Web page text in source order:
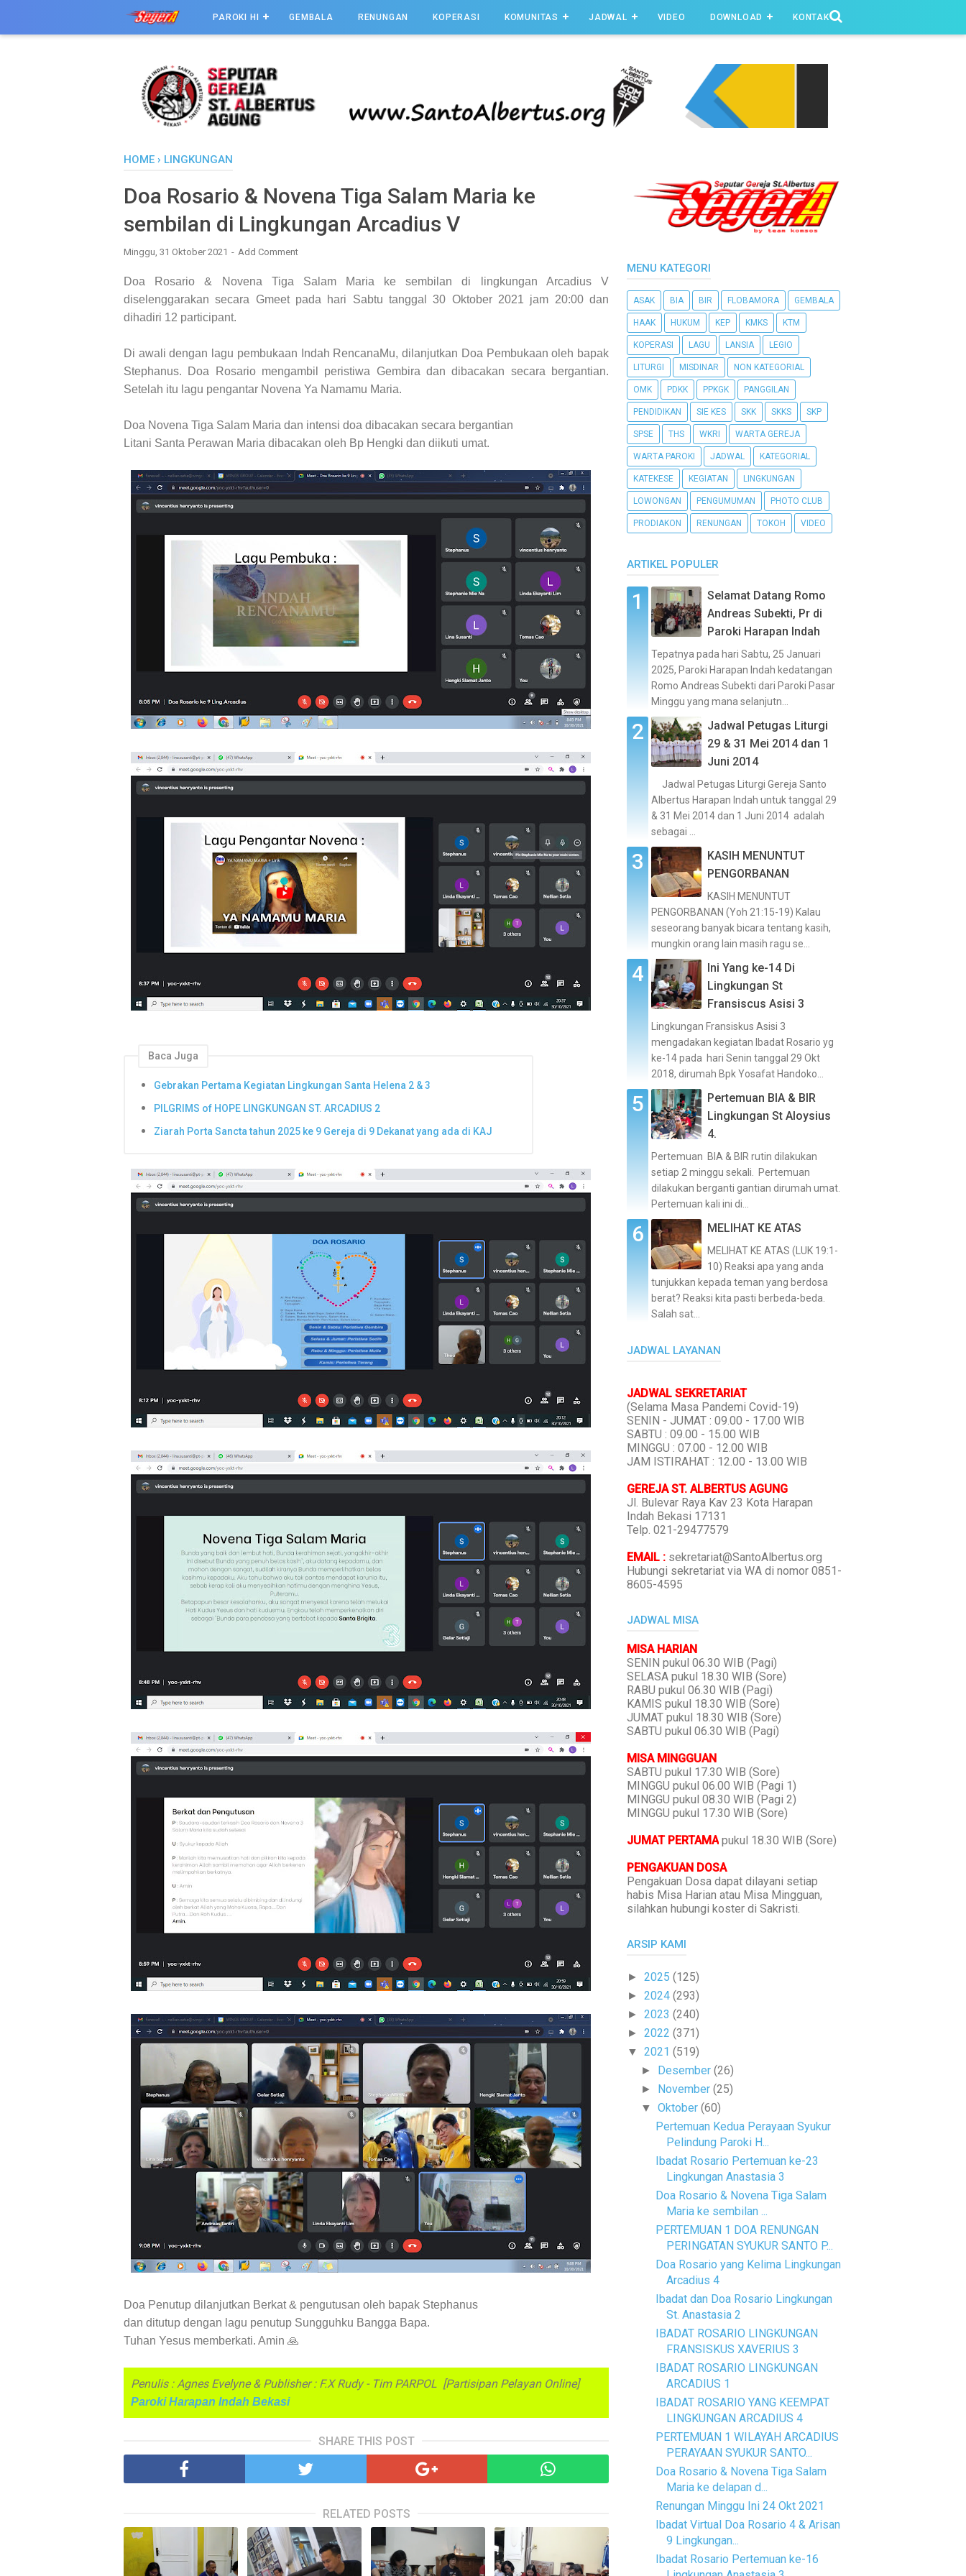
PAROKI HI GEMBALA RENUNGAN KOPERASI KOMUNITAS JADWAL VIDEO DOWNLOAD KONTAK
HOME › LINGKUNGAN
Doa Rosario & Novena Tiga Salam Maria ke
sembilan di Lingkungan Arcadius V
Minggu, 31 Oktober 2021 Add Comment
Doa Rosario & Novena Tiga Salam Maria ke sembilan di lingkungan Arcadius V
diselenggarakan secara Gmeet pada hari Sabtu tanggal 30 Oktober 2021 jam 20:00 dan
dihadiri 12 participant.
Di awali dengan lagu pembukaan Indah RencanaMu, dilanjutkan Doa Pembukaan oleh bapak
Stephanus. Doa Rosario mengambil peristiwa Gembira dan dibacakan secara bergantian.
Setelah itu lagu pengantar Novena Ya Namamu Maria.
Doa Novena Tiga Salam Maria dan intensi doa dibacakan secara bergantian
Litani Santa Perawan Maria dibacakan oleh Bp Hengki dan diikuti umat.
Baca Juga
Gebrakan Pertama Kegiatan Lingkungan Santa Helena 2 & 3
PILGRIMS of HOPE LINGKUNGAN ST. ARCADIUS 2
Ziarah Porta Sancta tahun 2025 ke 9 Gereja di 9 Dekanat yang ada di KAJ
Doa Penutup dilanjutkan Berkat & pengutusan oleh bapak Stephanus
dan ditutup dengan lagu penutup Sungguhku Bangga Bapa.
Tuhan Yesus memberkati. Amin 🙏
Penulis : Agnes Evelyne & Publisher : F.X Rudy - Tim PARPOL [Partisipan Pelayan Online]
Paroki Harapan Indah Bekasi
SHARE THIS POST
RELATED POSTS
MENU KATEGORI
ASAK BIA BIR FLOBAMORA GEMBALA
HAAK HUKUM KEP KMKS KTM
KOPERASI LAGU LANSIA LEGIO
LITURGI MISDINAR NON KATEGORIAL
OMK PDKK PPKGK PANGGILAN
PENDIDIKAN SIE KES SKK SKKS SKP
SPSE THS WKRI WARTA GEREJA
WARTA PAROKI JADWAL KATEGORIAL
KATEKESE KEGIATAN LINGKUNGAN
LOWONGAN PENGUMUMAN PHOTO CLUB
PRODIAKON RENUNGAN TOKOH VIDEO
ARTIKEL POPULER
Selamat Datang Romo
Andreas Subekti, Pr di
Paroki Harapan Indah
Tepatnya pada hari Sabtu, 25 Januari
2025, Paroki Harapan Indah kedatangan
Romo Andreas Subekti dari Paroki Pasar
Minggu yang mana selanjutn...
Jadwal Petugas Liturgi
29 & 31 Mei 2014 dan 1
Juni 2014
Jadwal Petugas Liturgi Gereja Santo
Albertus Harapan Indah untuk tanggal 29
& 31 Mei 2014 dan 1 Juni 2014 adalah
sebagai ...
KASIH MENUNTUT
PENGORBANAN
KASIH MENUNTUT
PENGORBANAN (Yoh 21:15-19) Kalau
seseorang banyak bicara tentang kasih,
mungkin orang lain masih ragu se...
Ini Yang ke-14 Di
Lingkungan St
Fransiscus Asisi 3
Lingkungan Fransiskus Asisi 3
mengadakan kegiatan Ibadat Rosario yg
ke-14 pada hari Senin tanggal 29 Okt
2018, dirumah Bpk Yosafat Handoko...
Pertemuan BIA & BIR
Lingkungan St Aloysius
4.
Pertemuan BIA & BIR rutin dilakukan
setiap 2 minggu sekali. Pertemuan
dilakukan berganti gantian dirumah umat.
Pertemuan kali ini di...
MELIHAT KE ATAS
MELIHAT KE ATAS (LUK 19:1-
10) Reaksi apa yang anda
tunjukkan kepada teman yang berdosa
berat? Reaksi kita pasti berbeda-beda.
Salah sat...
JADWAL LAYANAN
JADWAL SEKRETARIAT
(Selama Masa Pandemi Covid-19)
SENIN - JUMAT : 09.00 - 17.00 WIB
SABTU : 09.00 - 15.00 WIB
MINGGU : 07.00 - 12.00 WIB
JAM ISTIRAHAT : 12.00 - 13.00 WIB
GEREJA ST. ALBERTUS AGUNG
Jl. Bulevar Raya Kav 23 Kota Harapan
Indah Bekasi 17131
Telp. 021-29477579
EMAIL : sekretariat@SantoAlbertus.org
Hubungi sekretariat via WA di nomor 0851-
8605-4595
JADWAL MISA
MISA HARIAN
SENIN pukul 06.30 WIB (Pagi)
SELASA pukul 18.30 WIB (Sore)
RABU pukul 06.30 WIB (Pagi)
KAMIS pukul 18.30 WIB (Sore)
JUMAT pukul 18.30 WIB (Sore)
SABTU pukul 06.30 WIB (Pagi)
MISA MINGGUAN
SABTU pukul 17.30 WIB (Sore)
MINGGU pukul 06.00 WIB (Pagi 1)
MINGGU pukul 08.30 WIB (Pagi 2)
MINGGU pukul 17.30 WIB (Sore)
JUMAT PERTAMA pukul 18.30 WIB (Sore)
PENGAKUAN DOSA
Pengakuan Dosa dapat dilayani setiap
habis Misa Harian atau Misa Mingguan,
silahkan hubungi koster di Sakristi.
ARSIP KAMI
► 2025 (125)
► 2024 (293)
► 2023 (240)
► 2022 (371)
▼ 2021 (519)
► Desember(26)
► November(25)
▼Oktober(60)
Pertemuan Kedua Perayaan Syukur
Pelindung Paroki H...
Ibadat Rosario Pertemuan ke-23
Lingkungan Anastasia 3
Doa Rosario & Novena Tiga Salam
Maria ke sembilan ...
PERTEMUAN 1 DOA RENUNGAN
PERINGATAN SYUKUR SANTO P...
Doa Rosario yang Kelima Lingkungan
Arcadius 4
Ibadat dan Doa Rosario Lingkungan
St. Anastasia 2
IBADAT ROSARIO LINGKUNGAN
FRANSISKUS XAVERIUS 3
IBADAT ROSARIO LINGKUNGAN
ARCADIUS 1
IBADAT ROSARIO YANG KEEMPAT
LINGKUNGAN ARCADIUS 4
PERTEMUAN 1 WILAYAH ARCADIUS
PERAYAAN SYUKUR SANTO...
Doa Rosario & Novena Tiga Salam
Maria ke delapan d...
Renungan Minggu Ini 24 Okt 2021
Ibadat Virtual Doa Rosario 4 & Arisan
9 Lingkungan...
Ibadat Rosario Pertemuan ke-16